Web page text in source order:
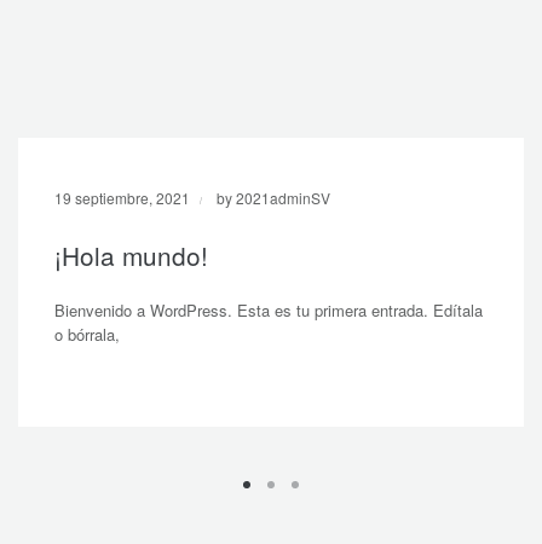
19 septiembre, 2021 by 2021adminSV
¡Hola mundo!
Bienvenido a WordPress. Esta es tu primera entrada. Edítala
o bórrala,